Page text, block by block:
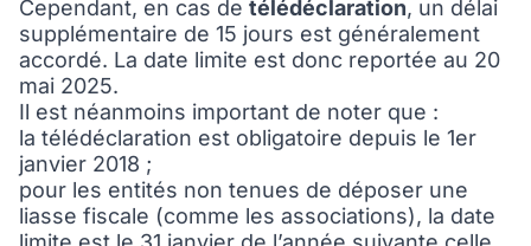
Cependant, en cas de télédéclaration, un délai
supplémentaire de 15 jours est généralement
accordé. La date limite est donc reportée au 20
mai 2025.
Il est néanmoins important de noter que :
la télédéclaration est obligatoire depuis le 1er
janvier 2018 ;
pour les entités non tenues de déposer une
liasse fiscale (comme les associations), la date